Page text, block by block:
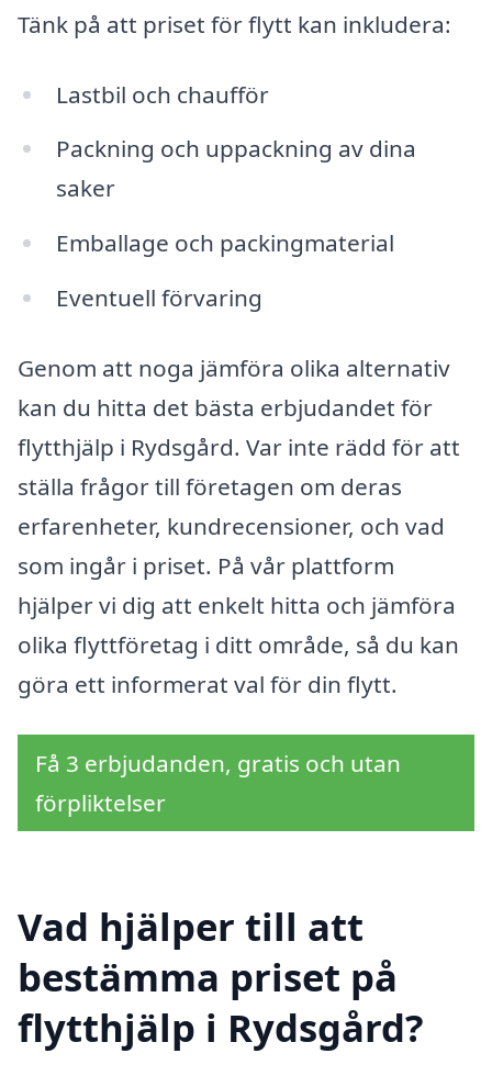
Tänk på att priset för flytt kan inkludera:
Lastbil och chaufför
Packning och uppackning av dina
saker
Emballage och packingmaterial
Eventuell förvaring
Genom att noga jämföra olika alternativ
kan du hitta det bästa erbjudandet för
flytthjälp i Rydsgård. Var inte rädd för att
ställa frågor till företagen om deras
erfarenheter, kundrecensioner, och vad
som ingår i priset. På vår plattform
hjälper vi dig att enkelt hitta och jämföra
olika flyttföretag i ditt område, så du kan
göra ett informerat val för din flytt.
Få 3 erbjudanden, gratis och utan
förpliktelser
Vad hjälper till att
bestämma priset på
flytthjälp i Rydsgård?